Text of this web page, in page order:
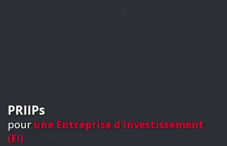
PRIIPs
pour une Entreprise d'Investissement
(EI)